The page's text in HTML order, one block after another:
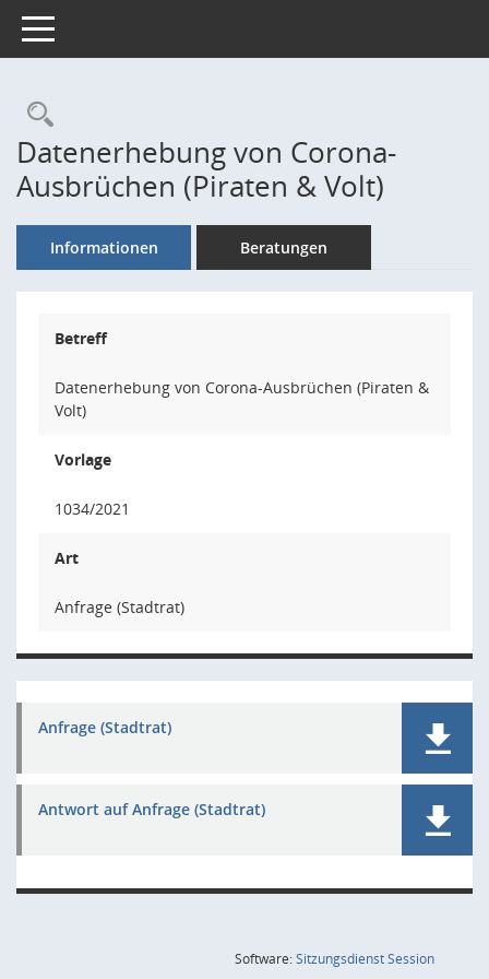
Toggle navigation
Rechercheauswahl
Datenerhebung von Corona-
Ausbrüchen (Piraten & Volt)
Informationen Beratungen
Betreff
Datenerhebung von Corona-Ausbrüchen (Piraten &
Volt)
Vorlage
1034/2021
Art
Anfrage (Stadtrat)
Anfrage (Stadtrat)
Antwort auf Anfrage (Stadtrat)
Software:SitzungsdienstSession(Wird in